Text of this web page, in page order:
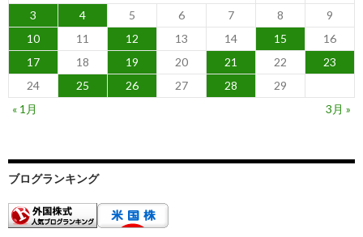
3
4 5 6 7 8
9
10
11 12 13 14 15
16
17
18 19 20 21 22
23
24
25 26 27 28
29
« 1月
3月 »
ブログランキング